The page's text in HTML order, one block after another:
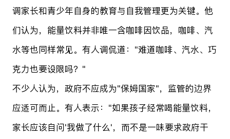
调家长和青少年自身的教育与自我管理更为关键。他
们认为，能量饮料并非唯一含咖啡因饮品，咖啡、汽
水等也同样常见。有人调侃道："难道咖啡、汽水、巧
克力也要设限吗？"
不少人认为，政府不应成为"保姆国家"，监管的边界
应适可而止。有人表示："如果孩子经常喝能量饮料，
家长应该自问'我做了什么'，而不是一味要求政府干